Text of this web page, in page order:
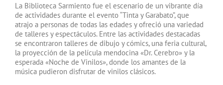
La Biblioteca Sarmiento fue el escenario de un vibrante día
de actividades durante el evento “Tinta y Garabato”, que
atrajo a personas de todas las edades y ofreció una variedad
de talleres y espectáculos. Entre las actividades destacadas
se encontraron talleres de dibujo y cómics, una feria cultural,
la proyección de la película mendocina «Dr. Cerebro» y la
esperada «Noche de Vinilos», donde los amantes de la
música pudieron disfrutar de vinilos clásicos.